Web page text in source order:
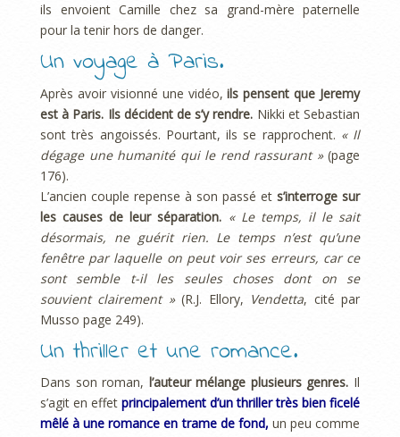
ils envoient Camille chez sa grand-mère paternelle
pour la tenir hors de danger.
Un voyage à Paris.
Après avoir visionné une vidéo, ils pensent que Jeremy
est à Paris. Ils décident de s’y rendre. Nikki et Sebastian
sont très angoissés. Pourtant, ils se rapprochent. « Il
dégage une humanité qui le rend rassurant »(page
176).
L’ancien couple repense à son passé et s’interroge sur
les causes de leur séparation. « Le temps, il le sait
désormais, ne guérit rien. Le temps n’est qu’une
fenêtre par laquelle on peut voir ses erreurs, car ce
sont semble t-il les seules choses dont on se
souvient clairement »(R.J. Ellory, Vendetta, cité par
Musso page 249).
Un thriller et une romance.
Dans son roman, l’auteur mélange plusieurs genres. Il
s’agit en effet principalement d’un thriller très bien ficelé
mêlé à une romance en trame de fond, un peu comme